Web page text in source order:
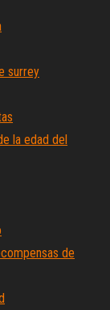
surrey
la edad del
de